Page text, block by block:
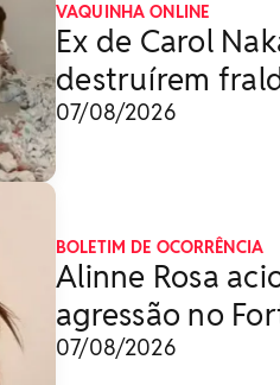
VAQUINHA ONLINE
Ex de Carol
destruírem
07/08/2026
BOLETIM DE OCORRÊNCIA
Alinne Rosa
agressão no
07/08/2026